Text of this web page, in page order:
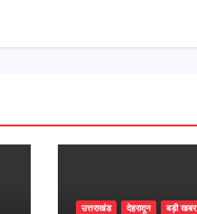
उत्तराखंड देहरादून बड़ी खबर